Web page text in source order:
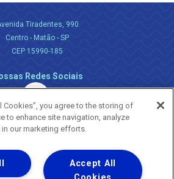
Tiradentes, 990
Centro - Matão - SP
CEP 15990-185
Redes Sociais
empresa
Copyright ® 2026 - Todos os Direitos Reservados.
Cookies”, you agree to the storing of
to enhance site navigation, analyze
our marketing efforts.
Accept All